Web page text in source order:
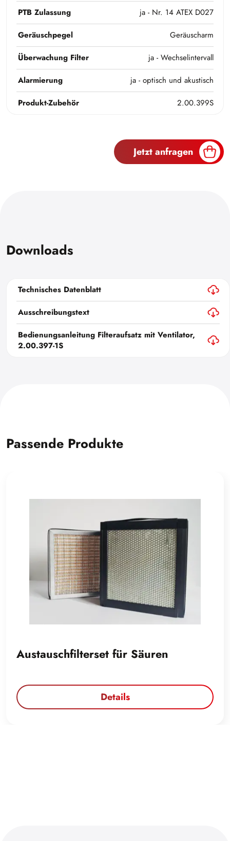
PTB Zulassung
ja - Nr. 14 ATEX D027
Geräuschpegel
Geräuscharm
Überwachung Filter
ja - Wechselintervall
Alarmierung
ja - optisch und akustisch
Produkt-Zubehör
2.00.399S
Jetzt anfragen
Downloads
Technisches Datenblatt
Ausschreibungstext
Bedienungsanleitung Filteraufsatz mit Ventilator,
2.00.397-1S
Passende Produkte
Austauschfilterset für Säuren
Details